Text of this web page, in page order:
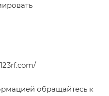
обращайтесь к